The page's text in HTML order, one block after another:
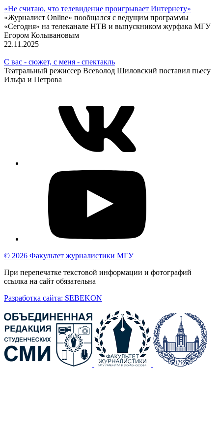
«Не считаю, что телевидение проигрывает Интернету»
«Журналист Online» пообщался с ведущим программы
«Сегодня» на телеканале НТВ и выпускником журфака МГУ
Егором Колывановым
22.11.2025
С вас - сюжет, с меня - спектакль
Театральный режиссер Всеволод Шиловский поставил пьесу
Ильфа и Петрова
© 2026 Факультет журналистики МГУ
При перепечатке текстовой информации и фотографий
ссылка на сайт обязательна
Разработка сайта: SEBEKON